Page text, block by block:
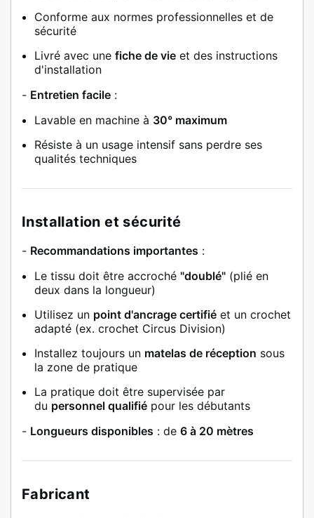
Conforme aux normes professionnelles et de
sécurité
Livré avec une fiche de vie et des instructions
d'installation
- Entretien facile :
Lavable en machine à 30° maximum
Résiste à un usage intensif sans perdre ses
qualités techniques
Installation et sécurité
- Recommandations importantes :
Le tissu doit être accroché "doublé" (plié en
deux dans la longueur)
Utilisez un point d'ancrage certifié et un crochet
adapté (ex. crochet Circus Division)
Installez toujours un matelas de réception sous
la zone de pratique
La pratique doit être supervisée par
du personnel qualifié pour les débutants
- Longueurs disponibles : de 6 à 20 mètres
Fabricant